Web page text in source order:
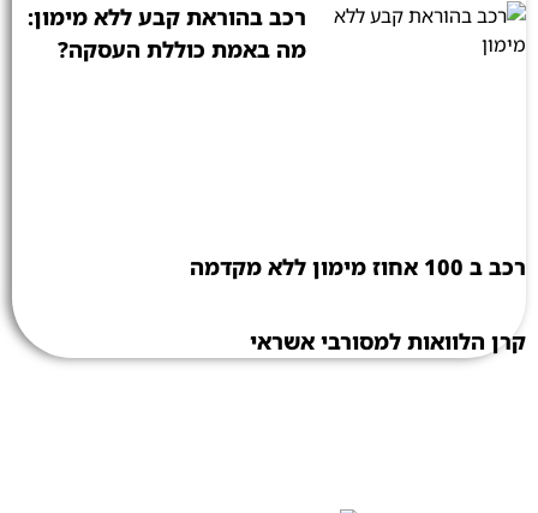
רכב בהוראת קבע ללא מימון:
מה באמת כוללת העסקה?
רכב ב 100 אחוז מימון ללא מקדמה
קרן הלוואות למסורבי אשראי